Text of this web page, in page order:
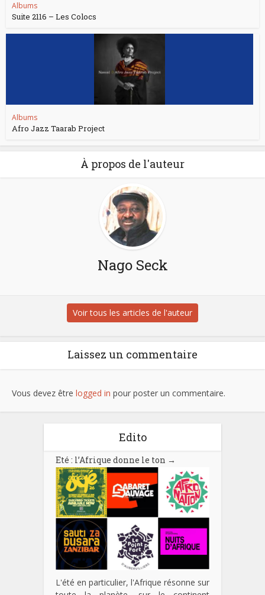
Albums
Suite 2116 – Les Colocs
Albums
Afro Jazz Taarab Project
À propos de l'auteur
Nago Seck
Voir tous les articles de l'auteur
Laissez un commentaire
Vous devez être logged in pour poster un commentaire.
Edito
Eté : l’Afrique donne le ton →
L'été en particulier, l'Afrique résonne sur